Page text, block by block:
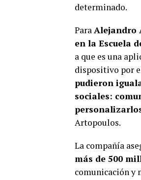
determinado.
ParaAlejandro
en la Escuela
a que es una
dispositivo por
pudieron
sociales:
Artopoulos.
La compañía
más de 500
comunicación y